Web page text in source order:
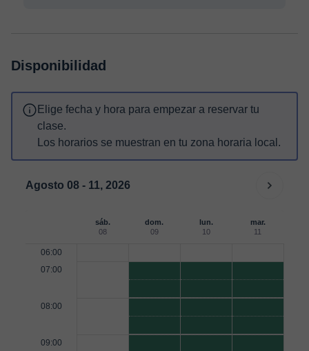
Disponibilidad
Elige fecha y hora para empezar a reservar tu
clase.
Los horarios se muestran en tu zona horaria local.
Agosto 08 - 11, 2026
sáb.
08
dom.
09
lun.
10
mar.
11
06:00
07:00
08:00
09:00